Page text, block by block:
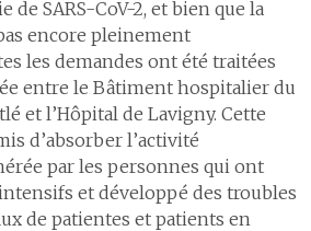
de SARS-CoV-2, et bien que la
encore pleinement
les demandes ont été traitées
entre le Bâtiment hospitalier du
et l’Hôpital de Lavigny. Cette
d’absorber l’activité
par les personnes qui ont
et développé des troubles
de patientes et patients en